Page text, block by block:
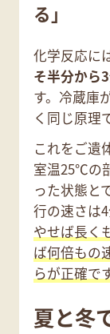
る」
化学反応に
そ半分から
す。冷蔵庫
く同じ原理
これをご遺
室温25℃の
った状態と
行の速さは
やせば長く
ば何倍もの
らが正確です
夏と冬